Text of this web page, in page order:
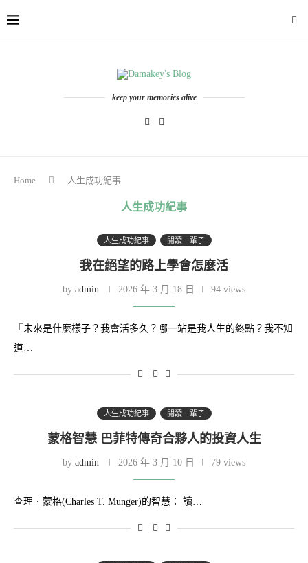
keep your memories alive
Home 人生成功紀事
人生成功紀事
人生成功紀事 閱讀一輩子
我在絕望的路上學會怎麼活
by admin 2026 年 3 月 18 日 94 views
『未來是什麼樣子？我會活多久？哪一站是我人生的終點？我不知
道…
人生成功紀事 閱讀一輩子
蒙格智慧 巴菲特傳奇合夥人的投資人生
by admin 2026 年 3 月 10 日 79 views
查理．蒙格(Charles T. Munger)的智慧： 讀…